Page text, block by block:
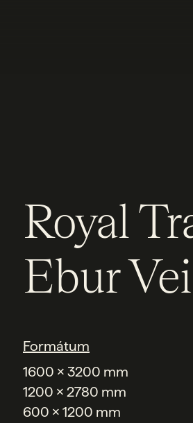
Royal
Ebur
Formátum
1600 x 3200 mm
1200 x 2780 mm
600 x 1200 mm